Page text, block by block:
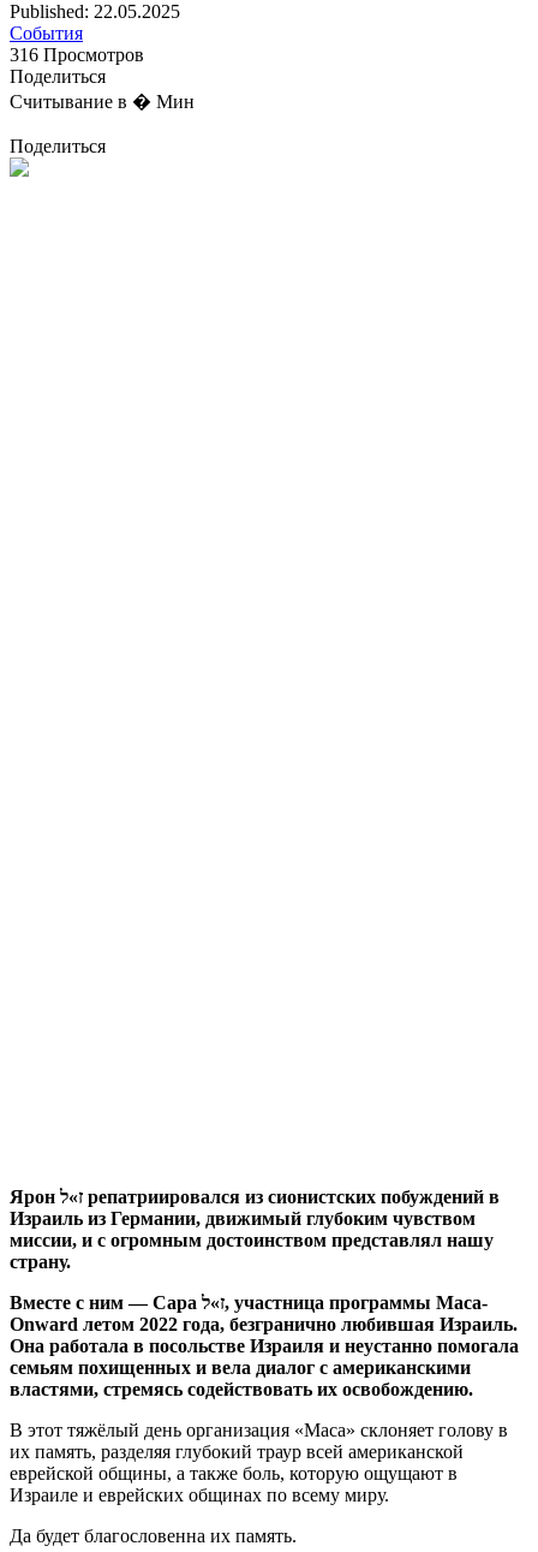
Published: 22.05.2025
События
316 Просмотров
Поделиться
Считывание в � Мин
Поделиться
Ярон ז»ל репатриировался из сионистских побуждений в
Израиль из Германии, движимый глубоким чувством
миссии, и с огромным достоинством представлял нашу
страну.
Вместе с ним — Сара ז»ל, участница программы Maса-
Onward летом 2022 года, безгранично любившая Израиль.
Она работала в посольстве Израиля и неустанно помогала
семьям похищенных и вела диалог с американскими
властями, стремясь содействовать их освобождению.
В этот тяжёлый день организация «Маса» склоняет голову в
их память, разделяя глубокий траур всей американской
еврейской общины, а также боль, которую ощущают в
Израиле и еврейских общинах по всему миру.
Да будет благословенна их память.